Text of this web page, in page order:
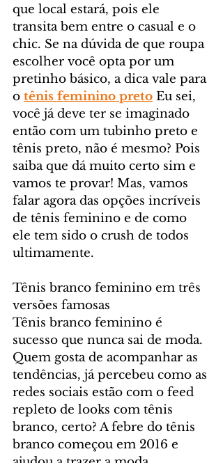
que local estará, pois ele
transita bem entre o casual e o
chic. Se na dúvida de que roupa
escolher você opta por um
pretinho básico, a dica vale para
o tênis feminino preto Eu sei,
você já deve ter se imaginado
então com um tubinho preto e
tênis preto, não é mesmo? Pois
saiba que dá muito certo sim e
vamos te provar! Mas, vamos
falar agora das opções incríveis
de tênis feminino e de como
ele tem sido o crush de todos
ultimamente.
Tênis branco feminino em três
versões famosas
Tênis branco feminino é
sucesso que nunca sai de moda.
Quem gosta de acompanhar as
tendências, já percebeu como as
redes sociais estão com o feed
repleto de looks com tênis
branco, certo? A febre do tênis
branco começou em 2016 e